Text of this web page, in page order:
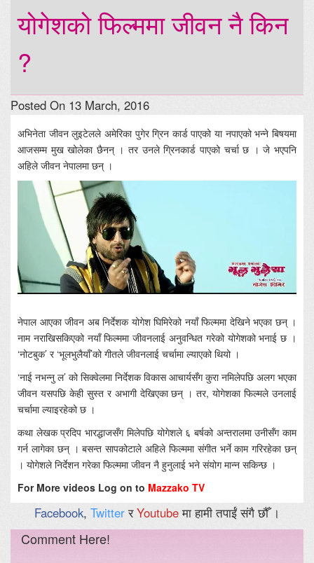
योगेशको फिल्ममा जीवन नै किन
?
Posted On 13 March, 2016
अभिनेता जीवन लुइटेलले अमेरिका पुगेर ग्रिन कार्ड पाएको या नपाएको भन्ने बिषयमा
आजसम्म मुख खोलेका छैनन् । तर उनले ग्रिनकार्ड पाएको चर्चा छ । जे भएपनि
अहिले जीवन नेपालमा छन् ।
नेपाल आएका जीवन अब निर्देशक योगेश घिमिरेको नयाँ फिल्ममा देखिने भएका छन् ।
नाम नराखिसकिएको नयाँ फिल्ममा जीवनलाई अनुवन्धित गरेको योगेशको भनाई छ ।
‘नोटबुक’ र ‘भूलभुलैयाँ’को गीतले जीवनलाई चर्चामा ल्याएको थियो ।
‘नाई नभन्नु ल’ को सिक्वेलमा निर्देशक विकास आचार्यसँग कुरा नमिलेपछि अलग भएका
जीवन यसपछि केही सुस्त र अभागी देखिएका छन् । तर, योगेशका फिल्मले उनलाई
चर्चामा ल्याइरहेको छ ।
कथा लेखक प्रदिप भारद्धाजसँग मिलेपछि योगेशले ६ बर्षको अन्तरालमा उनीसँग काम
गर्न लागेका छन् । बसन्त सापकोटाले अहिले फिल्ममा संगीत भर्ने काम गरिरहेका छन्
। योगेशले निर्देशन गरेका फिल्ममा जीवन नै हुनुलाई भने संयोग मान्न सकिन्छ ।
For More videos Log on to Mazzako TV
Facebook, TwitterरYoutubeमा हामी तपाईं संगै छौँ ।
Comment Here!